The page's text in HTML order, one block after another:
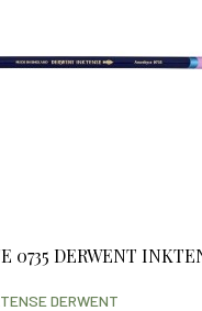
0735 DERWENT
DERWENT